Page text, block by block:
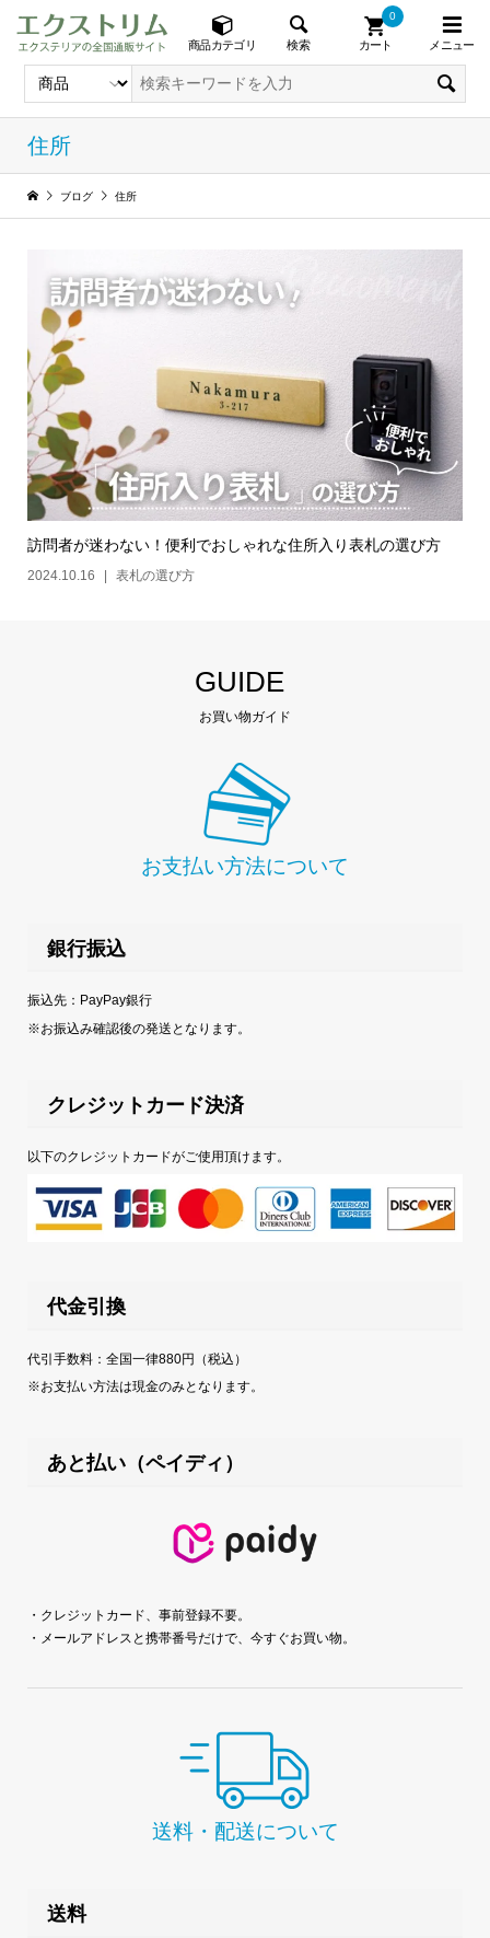
商品カテゴリ 検索 カート
0
メニュー
住所
ブログ 住所
訪問者が迷わない！便利でおしゃれな住所入り表札の選び方
2024.10.16 表札の選び方
GUIDE
お買い物ガイド
お支払い方法について
銀行振込
振込先：PayPay銀行
※お振込み確認後の発送となります。
クレジットカード決済
以下のクレジットカードがご使用頂けます。
代金引換
代引手数料：全国一律880円（税込）
※お支払い方法は現金のみとなります。
あと払い（ペイディ）
・クレジットカード、事前登録不要。
・メールアドレスと携帯番号だけで、今すぐお買い物。
送料・配送について
送料